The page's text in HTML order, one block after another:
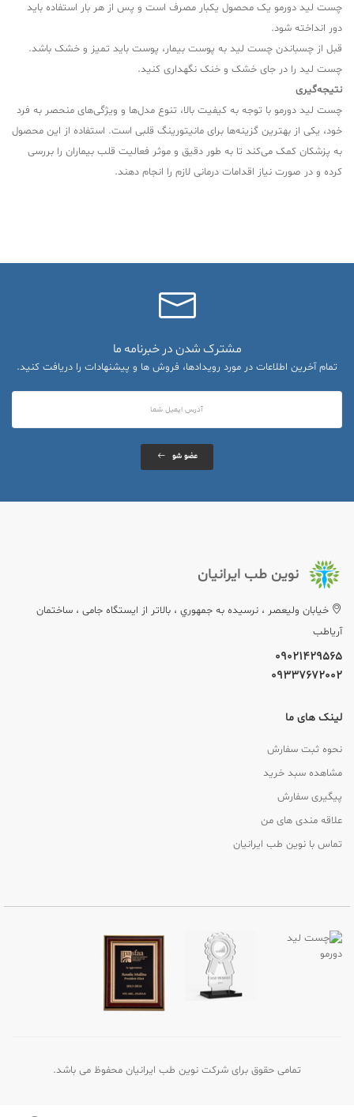
چست لید دورمو یک محصول یکبار مصرف است و پس از هر بار استفاده باید
دور انداخته شود.
قبل از چسباندن چست لید به پوست بیمار، پوست باید تمیز و خشک باشد.
چست لید را در جای خشک و خنک نگهداری کنید.
نتیجه‌گیری
چست لید دورمو با توجه به کیفیت بالا، تنوع مدل‌ها و ویژگی‌های منحصر به فرد
خود، یکی از بهترین گزینه‌ها برای مانیتورینگ قلبی است. استفاده از این محصول
به پزشکان کمک می‌کند تا به طور دقیق و موثر فعالیت قلب بیماران را بررسی
کرده و در صورت نیاز اقدامات درمانی لازم را انجام دهند.
مشترک شدن در خبرنامه ما
تمام آخرین اطلاعات در مورد رویدادها، فروش ها و پیشنهادات را دریافت کنید.
عضو شو
نوین طب ایرانیان
خيابان وليعصر ، نرسيده به جمهوري ، بالاتر از ایستگاه جامی ، ساختمان
آریاطب
09021429565
09337672002
لینک های ما
نحوه ثبت سفارش
مشاهده سبد خرید
پیگیری سفارش
علاقه مندی های من
تماس با نوین طب ایرانیان
تمامی حقوق برای شرکت نوین طب ایرانیان محفوظ می باشد.